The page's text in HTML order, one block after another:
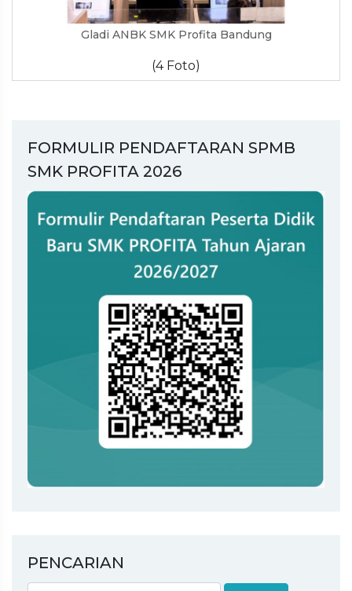
Gladi ANBK SMK Profita Bandung
(4 Foto)
FORMULIR PENDAFTARAN SPMB
SMK PROFITA 2026
PENCARIAN